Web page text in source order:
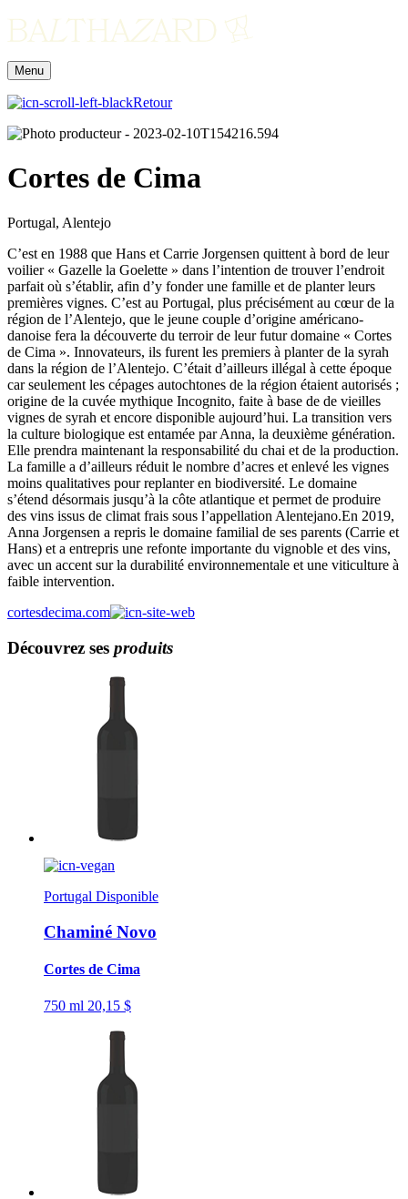
Menu
Retour
Cortes de Cima
Portugal, Alentejo
C’est en 1988 que Hans et Carrie Jorgensen quittent à bord de leur
voilier « Gazelle la Goelette » dans l’intention de trouver l’endroit
parfait où s’établir, afin d’y fonder une famille et de planter leurs
premières vignes. C’est au Portugal, plus précisément au cœur de la
région de l’Alentejo, que le jeune couple d’origine américano-
danoise fera la découverte du terroir de leur futur domaine « Cortes
de Cima ». Innovateurs, ils furent les premiers à planter de la syrah
dans la région de l’Alentejo. C’était d’ailleurs illégal à cette époque
car seulement les cépages autochtones de la région étaient autorisés ;
origine de la cuvée mythique Incognito, faite à base de de vieilles
vignes de syrah et encore disponible aujourd’hui. La transition vers
la culture biologique est entamée par Anna, la deuxième génération.
Elle prendra maintenant la responsabilité du chai et de la production.
La famille a d’ailleurs réduit le nombre d’acres et enlevé les vignes
moins qualitatives pour replanter en biodiversité. Le domaine
s’étend désormais jusqu’à la côte atlantique et permet de produire
des vins issus de climat frais sous l’appellation Alentejano.En 2019,
Anna Jorgensen a repris le domaine familial de ses parents (Carrie et
Hans) et a entrepris une refonte importante du vignoble et des vins,
avec un accent sur la durabilité environnementale et une viticulture à
faible intervention.
cortesdecima.com
Découvrez ses produits
Portugal Disponible
Chaminé Novo
Cortes de Cima
750 ml 20,15 $